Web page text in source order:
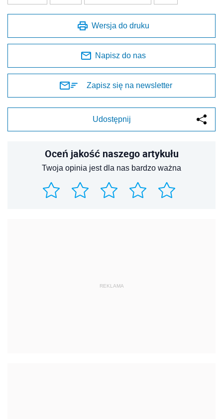
Wersja do druku
Napisz do nas
Zapisz się na newsletter
Udostępnij
Oceń jakość naszego artykułu
Twoja opinia jest dla nas bardzo ważna
REKLAMA